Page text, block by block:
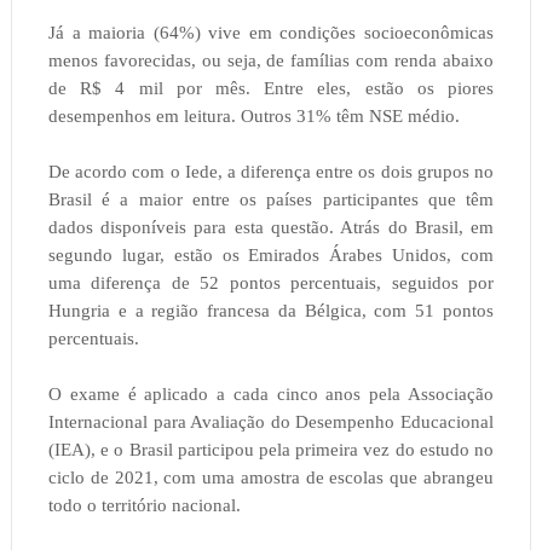
Já a maioria (64%) vive em condições socioeconômicas
menos favorecidas, ou seja, de famílias com renda abaixo
de R$ 4 mil por mês. Entre eles, estão os piores
desempenhos em leitura. Outros 31% têm NSE médio.
De acordo com o Iede, a diferença entre os dois grupos no
Brasil é a maior entre os países participantes que têm
dados disponíveis para esta questão. Atrás do Brasil, em
segundo lugar, estão os Emirados Árabes Unidos, com
uma diferença de 52 pontos percentuais, seguidos por
Hungria e a região francesa da Bélgica, com 51 pontos
percentuais.
O exame é aplicado a cada cinco anos pela Associação
Internacional para Avaliação do Desempenho Educacional
(IEA), e o Brasil participou pela primeira vez do estudo no
ciclo de 2021, com uma amostra de escolas que abrangeu
todo o território nacional.